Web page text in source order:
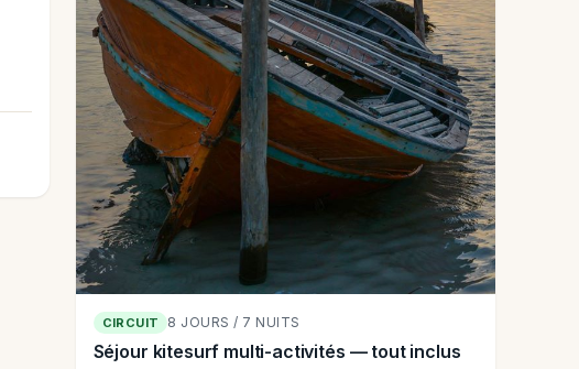
CIRCUIT 8 JOURS / 7 NUITS
Séjour kitesurf multi-activités — tout inclus